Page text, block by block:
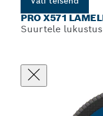
PRO X571
Suurtele